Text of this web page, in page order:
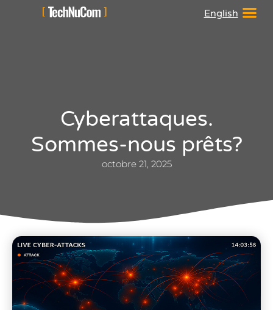
English
Cyberattaques.
Sommes-nous prêts?
octobre 21, 2025